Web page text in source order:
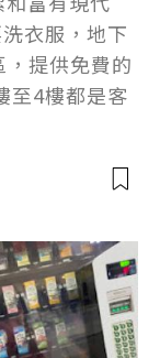
衣服，地下
提供免費的
至4樓都是客